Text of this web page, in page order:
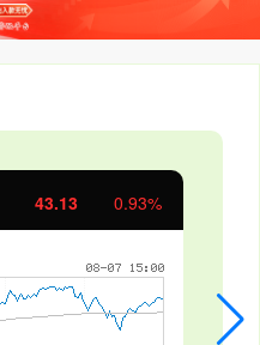
43.13 0.93%